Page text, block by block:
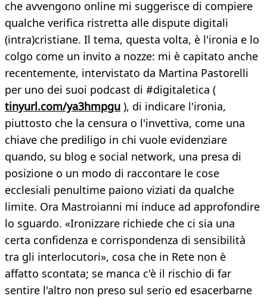
che avvengono online mi suggerisce di compiere
qualche verifica ristretta alle dispute digitali
(intra)cristiane. Il tema, questa volta, è l'ironia e lo
colgo come un invito a nozze: mi è capitato anche
recentemente, intervistato da Martina Pastorelli
per uno dei suoi podcast di #digitaletica (
tinyurl.com/ya3hmpgu ), di indicare l'ironia,
piuttosto che la censura o l'invettiva, come una
chiave che prediligo in chi vuole evidenziare
quando, su blog e social network, una presa di
posizione o un modo di raccontare le cose
ecclesiali penultime paiono viziati da qualche
limite. Ora Mastroianni mi induce ad approfondire
lo sguardo. «Ironizzare richiede che ci sia una
certa confidenza e corrispondenza di sensibilità
tra gli interlocutori», cosa che in Rete non è
affatto scontata; se manca c'è il rischio di far
sentire l'altro non preso sul serio ed esacerbarne